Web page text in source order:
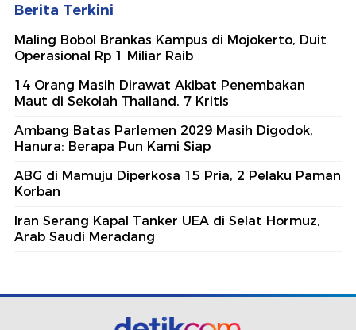
Berita Terkini
Maling Bobol Brankas Kampus di Mojokerto, Duit
Operasional Rp 1 Miliar Raib
14 Orang Masih Dirawat Akibat Penembakan
Maut di Sekolah Thailand, 7 Kritis
Ambang Batas Parlemen 2029 Masih Digodok,
Hanura: Berapa Pun Kami Siap
ABG di Mamuju Diperkosa 15 Pria, 2 Pelaku Paman
Korban
Iran Serang Kapal Tanker UEA di Selat Hormuz,
Arab Saudi Meradang